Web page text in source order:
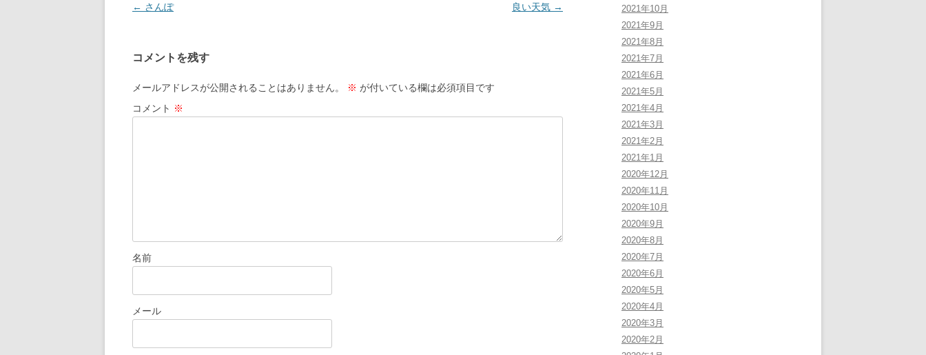
投
ビ
ゲ
ー
← さんぽ 良い天気 →
コメントを残す
メールアドレスが公開されることはありません。 ※ が付いている欄は必須項目です
コメント ※
名前
メール
2021年10月
2021年9月
2021年8月
2021年7月
2021年6月
2021年5月
2021年4月
2021年3月
2021年2月
2021年1月
2020年12月
2020年11月
2020年10月
2020年9月
2020年8月
2020年7月
2020年6月
2020年5月
2020年4月
2020年3月
2020年2月